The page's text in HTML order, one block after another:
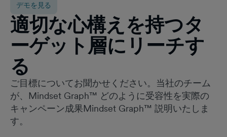
デモを見る
適切な心構えを持つタ
ーゲット層にリーチす
る
ご目標についてお聞かせください。当社のチーム
が、Mindset Graph™ どのように受容性を実際の
キャンペーン成果Mindset Graph™ 説明いたしま
す。